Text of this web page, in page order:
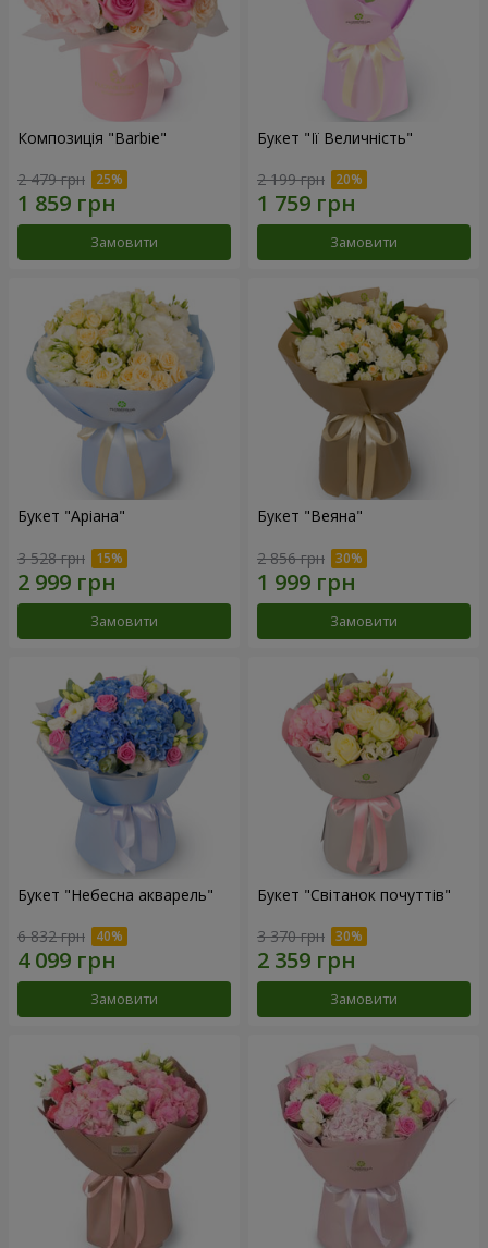
Композиція "Barbie"
2 479 грн
Замовити
Букет "Її Величність"
2 199 грн
Замовити
Букет "Аріана"
3 528 грн
Замовити
Букет "Веяна"
2 856 грн
Замовити
Букет "Небесна акварель"
6 832 грн
Замовити
Букет "Світанок почуттів"
3 370 грн
Замовити